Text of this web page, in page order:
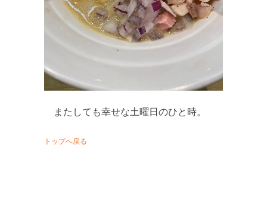
またしても幸せな土曜日のひと時。
トップへ戻る